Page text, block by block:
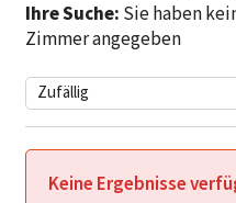
Ihre Suche: Sie haben
Zimmer angegeben
Keine Ergebnisse